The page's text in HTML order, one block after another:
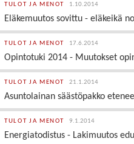
TULOT JA MENOT 1.10.2014
Eläkemuutos sovittu - eläkeikä
TULOT JA MENOT 17.6.2014
Opintotuki 2014 - Muutokset
TULOT JA MENOT 21.1.2014
Asuntolainan säästöpakko etenee
TULOT JA MENOT 9.1.2014
Energiatodistus - Lakimuutos